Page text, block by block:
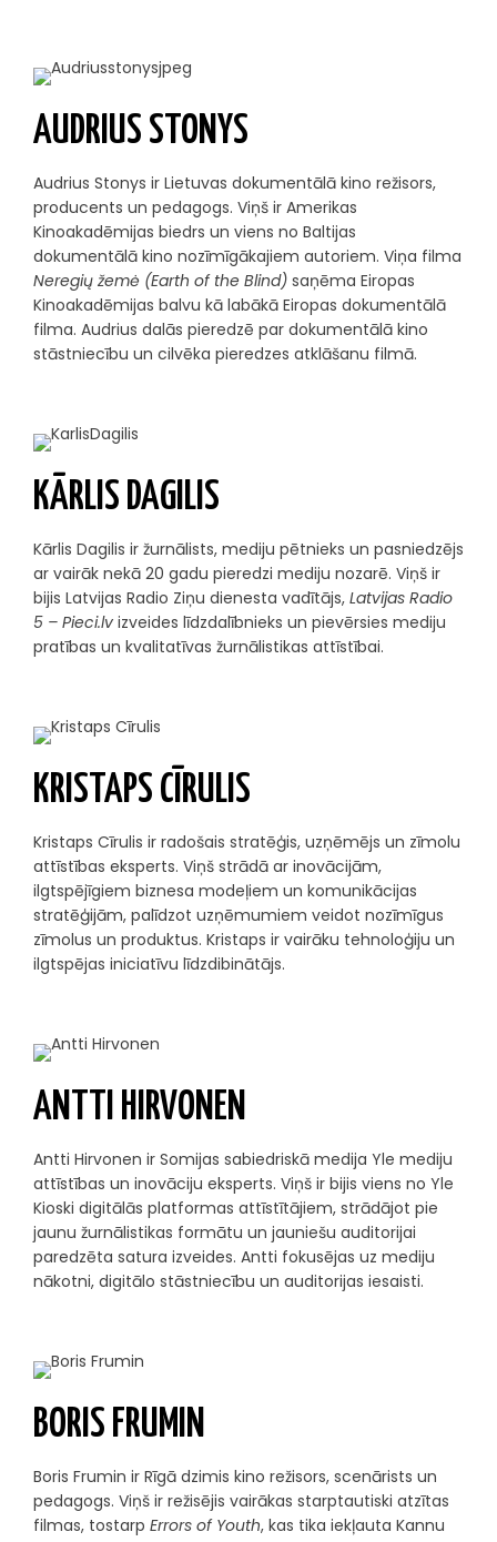
AUDRIUS STONYS
Audrius Stonys ir Lietuvas dokumentālā kino režisors,
producents un pedagogs. Viņš ir Amerikas
Kinoakadēmijas biedrs un viens no Baltijas
dokumentālā kino nozīmīgākajiem autoriem. Viņa filma
Neregių žemė (Earth of the Blind) saņēma Eiropas
Kinoakadēmijas balvu kā labākā Eiropas dokumentālā
filma. Audrius dalās pieredzē par dokumentālā kino
stāstniecību un cilvēka pieredzes atklāšanu filmā.
KĀRLIS DAGILIS
Kārlis Dagilis ir žurnālists, mediju pētnieks un pasniedzējs
ar vairāk nekā 20 gadu pieredzi mediju nozarē. Viņš ir
bijis Latvijas Radio Ziņu dienesta vadītājs, Latvijas Radio
5 – Pieci.lv izveides līdzdalībnieks un pievērsies mediju
pratības un kvalitatīvas žurnālistikas attīstībai.
KRISTAPS CĪRULIS
Kristaps Cīrulis ir radošais stratēģis, uzņēmējs un zīmolu
attīstības eksperts. Viņš strādā ar inovācijām,
ilgtspējīgiem biznesa modeļiem un komunikācijas
stratēģijām, palīdzot uzņēmumiem veidot nozīmīgus
zīmolus un produktus. Kristaps ir vairāku tehnoloģiju un
ilgtspējas iniciatīvu līdzdibinātājs.
ANTTI HIRVONEN
Antti Hirvonen ir Somijas sabiedriskā medija Yle mediju
attīstības un inovāciju eksperts. Viņš ir bijis viens no Yle
Kioski digitālās platformas attīstītājiem, strādājot pie
jaunu žurnālistikas formātu un jauniešu auditorijai
paredzēta satura izveides. Antti fokusējas uz mediju
nākotni, digitālo stāstniecību un auditorijas iesaisti.
BORIS FRUMIN
Boris Frumin ir Rīgā dzimis kino režisors, scenārists un
pedagogs. Viņš ir režisējis vairākas starptautiski atzītas
filmas, tostarp Errors of Youth, kas tika iekļauta Kannu